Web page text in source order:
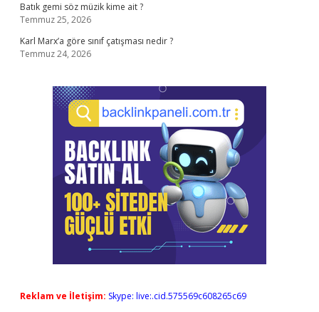
Batık gemi söz müzik kime ait ?
Temmuz 25, 2026
Karl Marx’a göre sınıf çatışması nedir ?
Temmuz 24, 2026
Reklam ve İletişim: Skype: live:.cid.575569c608265c69